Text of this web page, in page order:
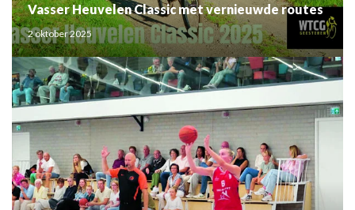
Vasser Heuvelen Classic met vernieuwde routes
2 oktober 2025